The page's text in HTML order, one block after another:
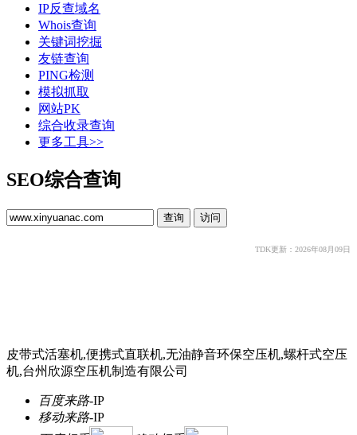
IP反查域名
Whois查询
关键词挖掘
友链查询
PING检测
模拟抓取
网站PK
综合收录查询
更多工具>>
SEO综合查询
TDK更新：2026年08月09日
皮带式活塞机,便携式直联机,无油静音环保空压机,螺杆式空压
机,台州欣源空压机制造有限公司
百度来路-IP
移动来路-IP